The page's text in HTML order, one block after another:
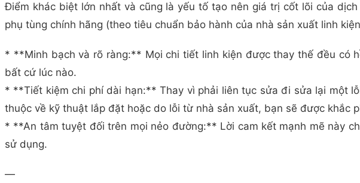
Điểm khác biệt lớn nhất và cũng là yếu tố tạo nên giá trị cốt lõi của
phụ tùng chính hãng (theo tiêu chuẩn bảo hành của nhà sản xuất linh
* **Minh bạch và rõ ràng:** Mọi chi tiết linh kiện được thay thế đều có
bất cứ lúc nào.
* **Tiết kiệm chi phí dài hạn:** Thay vì phải liên tục sửa đi sửa lại một
thuộc về kỹ thuật lắp đặt hoặc do lỗi từ nhà sản xuất, bạn sẽ được khắc
* **An tâm tuyệt đối trên mọi nẻo đường:** Lời cam kết mạnh mẽ này
sử dụng.
—